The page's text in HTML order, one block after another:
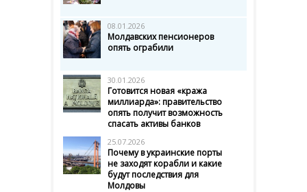
08.01.2026
Молдавских пенсионеров
опять ограбили
30.01.2026
Готовится новая «кража
миллиарда»: правительство
опять получит возможность
спасать активы банков
25.07.2026
Почему в украинские порты
не заходят корабли и какие
будут последствия для
Молдовы